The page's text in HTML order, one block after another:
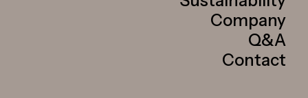
Company
Q&A
Contact